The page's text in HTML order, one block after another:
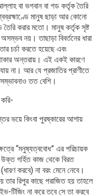
বা ভগবান বা গড কর্তৃক তৈরি
মানুষ ছাড়া আর কোনো
তৈরি করার মতো। মানুষ কর্তৃক সৃষ্ট
নয়। তাছাড়া বিবর্তনের ধারা
চর্চা করতে হয়েছে এবং
অন্তরায়। এই একই কারণে
না। আর যে প্রজাতির প্রাণীতে
তত বেশি।
ভয়ে কিংবা পুরষ্কারের আশায়
“মনুষ্যত্ববোধ” এর পরিচায়ক
গর্হিত কাজ থেকে বিরত
করবে) না বরং মেনে নেবে।
রিপুর কাছে পরাজিত হয় তাহলে
টিজিং না করে তবে সে তা করবে